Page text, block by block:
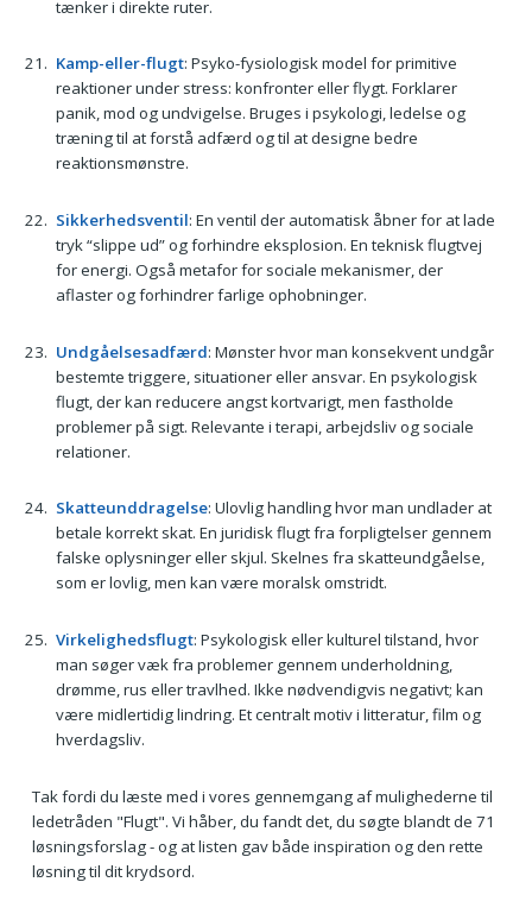
tænker i direkte ruter.
Kamp-eller-flugt: Psyko-fysiologisk model for primitive
reaktioner under stress: konfronter eller flygt. Forklarer
panik, mod og undvigelse. Bruges i psykologi, ledelse og
træning til at forstå adfærd og til at designe bedre
reaktionsmønstre.
Sikkerhedsventil: En ventil der automatisk åbner for at lade
tryk “slippe ud” og forhindre eksplosion. En teknisk flugtvej
for energi. Også metafor for sociale mekanismer, der
aflaster og forhindrer farlige ophobninger.
Undgåelsesadfærd: Mønster hvor man konsekvent undgår
bestemte triggere, situationer eller ansvar. En psykologisk
flugt, der kan reducere angst kortvarigt, men fastholde
problemer på sigt. Relevante i terapi, arbejdsliv og sociale
relationer.
Skatteunddragelse: Ulovlig handling hvor man undlader at
betale korrekt skat. En juridisk flugt fra forpligtelser gennem
falske oplysninger eller skjul. Skelnes fra skatteundgåelse,
som er lovlig, men kan være moralsk omstridt.
Virkelighedsflugt: Psykologisk eller kulturel tilstand, hvor
man søger væk fra problemer gennem underholdning,
drømme, rus eller travlhed. Ikke nødvendigvis negativt; kan
være midlertidig lindring. Et centralt motiv i litteratur, film og
hverdagsliv.
Tak fordi du læste med i vores gennemgang af mulighederne til
ledetråden "Flugt". Vi håber, du fandt det, du søgte blandt de 71
løsningsforslag - og at listen gav både inspiration og den rette
løsning til dit krydsord.